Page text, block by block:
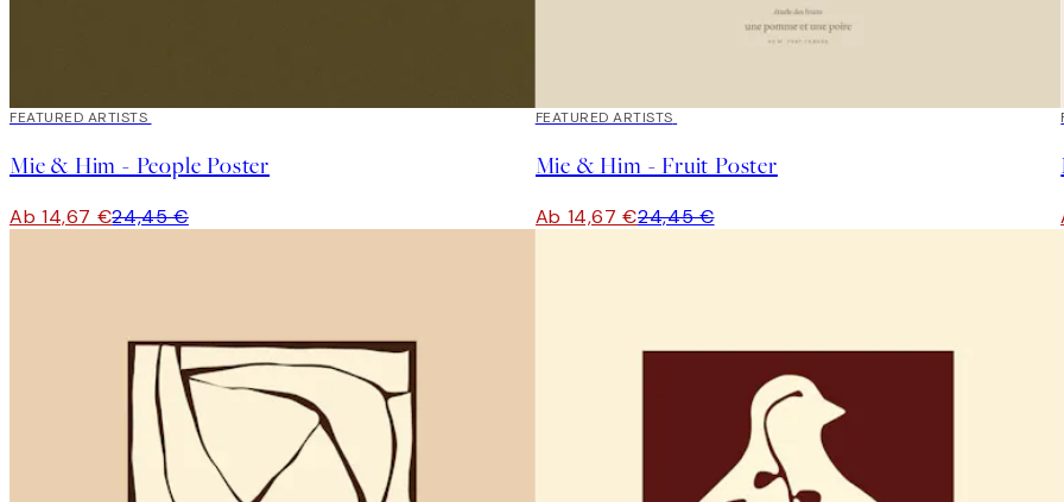
40%*
FEATURED ARTISTS
Mie & Him - People Poster
Ab 14,67 €24,45 €
40%*
FEATURED ARTISTS
Mie & Him - Fruit Poster
Ab 14,67 €24,45 €